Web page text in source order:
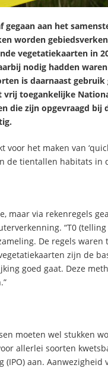
aan het
worden
vegetatiekaarten in
nodig hadden
is daarnaast
toegankelijke
die zijn opgevraagd bij
het maken van
de tientallen habitats in
maar via rekenregels
“T0
De regels waren
zijn de
goed gaat. Deze
moeten wel stukken
allerlei soorten
aan.